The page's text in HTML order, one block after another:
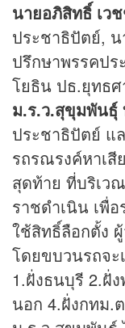
นายอภิสิทธิ์ เว
ประชาธิปัตย์,
ปรึกษาพรรคป
โยธิน ปธ.ยุทธศ
ม.ร.ว.สุขุมพันธุ์
ประชาธิปัตย์ แ
รถรณรงค์หาเสี
สุดท้าย ที่บริเว
ราชดำเนิน เพื่
ใช้สิทธิ์ลือกตั้ง
โดยขบวนรถจะ
1.ฝั่งธนบุรี 2.ฝั่
นอก 4.ฝั่งกทม.